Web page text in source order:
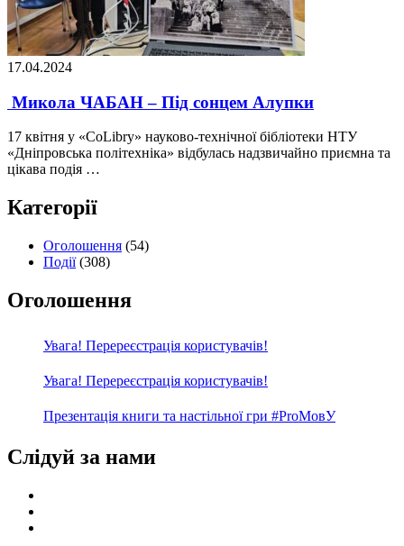
17.04.2024
Микола ЧАБАН – Під сонцем Алупки
17 квітня у «CoLibry» науково-технічної бібліотеки НТУ
«Дніпровська політехніка» відбулась надзвичайно приємна та
цікава подія …
Категорії
Оголошення (54)
Події(308)
Оголошення
Увага! Перереєстрація користувачів!
Увага! Перереєстрація користувачів!
Презентація книги та настільної гри #ProМовУ
Слідуй за нами